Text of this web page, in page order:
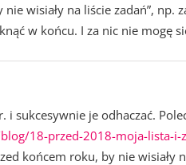
wisiały na liście zadań”, np.
w końcu. I za nic nie mogę
sukcesywnie je odhaczać.
18-przed-2018-moja-lista-i-
końcem roku, by nie wisiały